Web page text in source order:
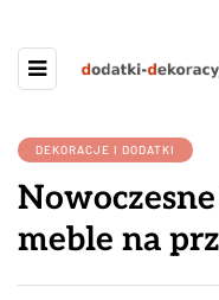
DEKORACJE I DODATKI
meble na